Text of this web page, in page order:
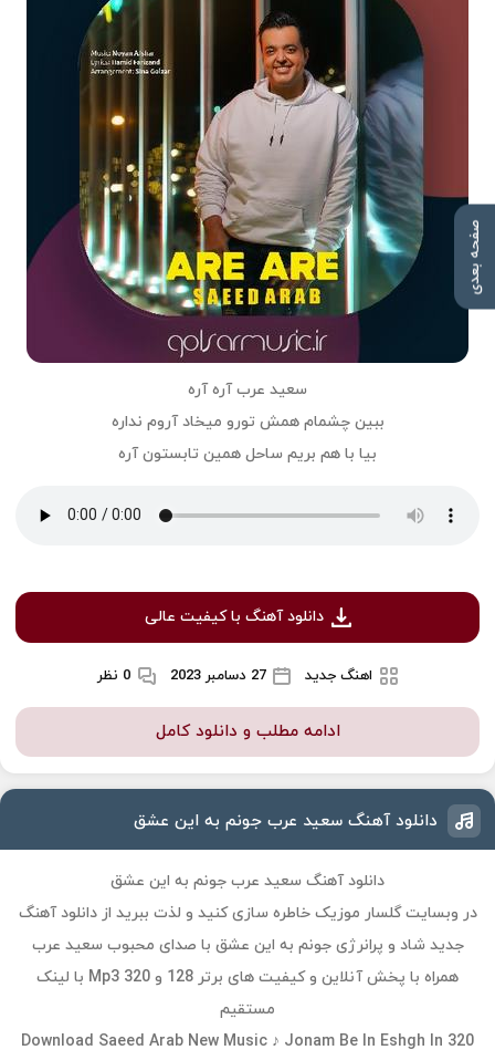
صفحه بعدی
سعید عرب آره آره
ببین چشمام همش تورو میخاد آروم نداره
بیا با هم بریم ساحل همین تابستون آره
دانلود آهنگ با کیفیت عالی
اهنگ جدید 27 دسامبر 2023 0 نظر
ادامه مطلب و دانلود کامل
دانلود آهنگ سعید عرب جونم به این عشق
دانلود آهنگ سعید عرب جونم به این عشق
در وبسایت گلسار موزیک خاطره سازی کنید و لذت ببرید از دانلود آهنگ
جدید شاد و پرانرژی جونم به این عشق با صدای محبوب سعید عرب
همراه با پخش آنلاین و کیفیت های برتر 128 و 320 Mp3 با لینک
مستقیم
Download Saeed Arab New Music ♪ Jonam Be In Eshgh In 320